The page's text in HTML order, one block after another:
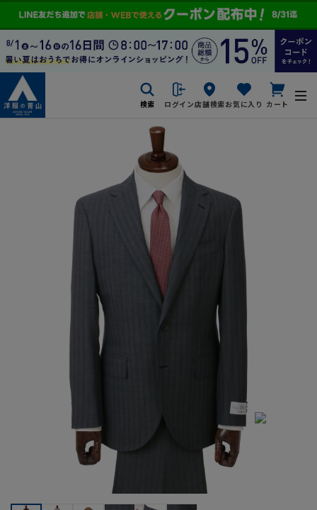
検索 ログイン店舗検索お気に入り カート